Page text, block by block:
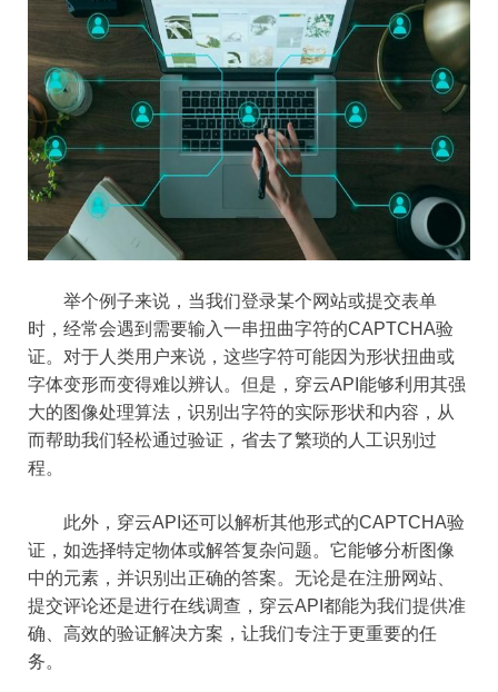
举个例子来说，当我们登录某个网站或提交表单
时，经常会遇到需要输入一串扭曲字符的CAPTCHA验
证。对于人类用户来说，这些字符可能因为形状扭曲或
字体变形而变得难以辨认。但是，穿云API能够利用其强
大的图像处理算法，识别出字符的实际形状和内容，从
而帮助我们轻松通过验证，省去了繁琐的人工识别过
程。
此外，穿云API还可以解析其他形式的CAPTCHA验
证，如选择特定物体或解答复杂问题。它能够分析图像
中的元素，并识别出正确的答案。无论是在注册网站、
提交评论还是进行在线调查，穿云API都能为我们提供准
确、高效的验证解决方案，让我们专注于更重要的任
务。